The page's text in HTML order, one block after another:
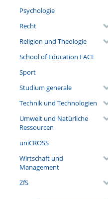
Psychologie
Recht
Religion und Theologie
School of Education FACE
Sport
Studium generale
Technik und Technologien
Umwelt und Natürliche
Ressourcen
uniCROSS
Wirtschaft und
Management
ZfS